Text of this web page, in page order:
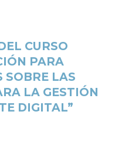
CURSO
PARA
SOBRE LAS
LA GESTIÓN
DIGITAL”